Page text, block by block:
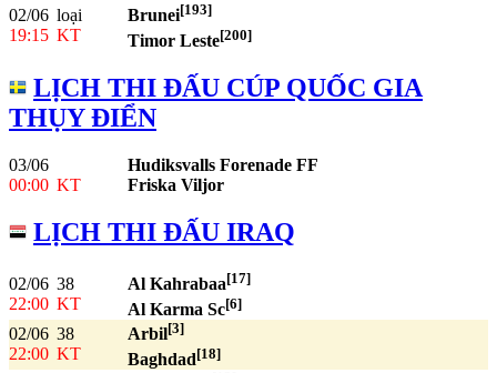
02/06
19:15
loại
KT
Brunei[193]
Timor Leste[200]
LỊCH THI ĐẤU CÚP QUỐC GIA
THỤY ĐIỂN
03/06
00:00 KT
Hudiksvalls Forenade FF
Friska Viljor
LỊCH THI ĐẤU IRAQ
02/06
22:00
38
KT
Al Kahrabaa[17]
Al Karma Sc[6]
02/06
22:00
38
KT
Arbil[3]
Baghdad[18]